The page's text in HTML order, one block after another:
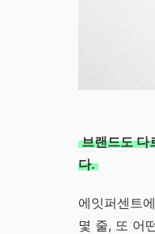
브랜드도 다
다.
에잇퍼센트
몇 줄, 또 어